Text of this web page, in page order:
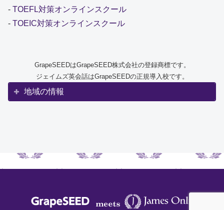
- TOEFL対策オンラインスクール
- TOEIC対策オンラインスクール
GrapeSEEDはGrapeSEED株式会社の登録商標です。
ジェイムズ英会話はGrapeSEEDの正規導入校です。
地域の情報